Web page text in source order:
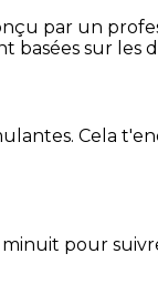
par un
sur
Cela
pour